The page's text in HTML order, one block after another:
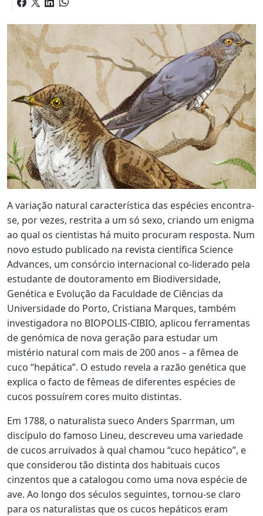
A variação natural característica das espécies encontra-
se, por vezes, restrita a um só sexo, criando um enigma
ao qual os cientistas há muito procuram resposta. Num
novo estudo publicado na revista científica Science
Advances, um consórcio internacional co-liderado pela
estudante de doutoramento em Biodiversidade,
Genética e Evolução da Faculdade de Ciências da
Universidade do Porto, Cristiana Marques, também
investigadora no BIOPOLIS-CIBIO, aplicou ferramentas
de genómica de nova geração para estudar um
mistério natural com mais de 200 anos – a fêmea de
cuco “hepática”. O estudo revela a razão genética que
explica o facto de fêmeas de diferentes espécies de
cucos possuírem cores muito distintas.
Em 1788, o naturalista sueco Anders Sparrman, um
discípulo do famoso Lineu, descreveu uma variedade
de cucos arruivados à qual chamou “cuco hepático”, e
que considerou tão distinta dos habituais cucos
cinzentos que a catalogou como uma nova espécie de
ave. Ao longo dos séculos seguintes, tornou-se claro
para os naturalistas que os cucos hepáticos eram